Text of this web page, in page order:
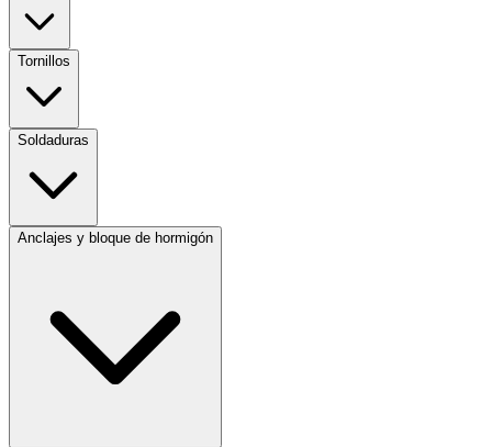
Tornillos
Soldaduras
Anclajes y bloque de hormigón